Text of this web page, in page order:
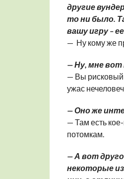
другие
то ни было.
вашу игру –
— Ну кому же
— Ну, мне
— Вы рисковый
ужас
— Оно же
— Там есть
потомкам.
— А вот
некоторые